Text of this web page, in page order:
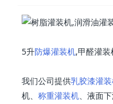
5升防爆灌装机,甲醛灌装
我们公司提供乳胶漆灌
机、称重灌装机、液面